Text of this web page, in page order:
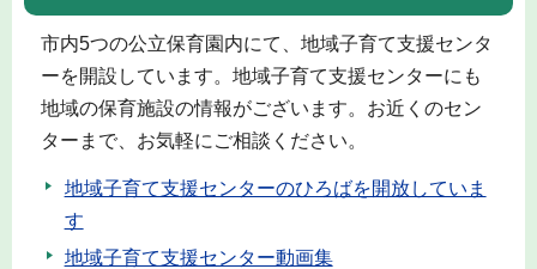
市内5つの公立保育園内にて、地域子育て支援センタ
ーを開設しています。地域子育て支援センターにも
地域の保育施設の情報がございます。お近くのセン
ターまで、お気軽にご相談ください。
地域子育て支援センターのひろばを開放していま
す
地域子育て支援センター動画集